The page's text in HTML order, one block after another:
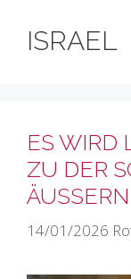
ISRAEL
ES WIRD
ZU DER
USSERN
14/01/2026